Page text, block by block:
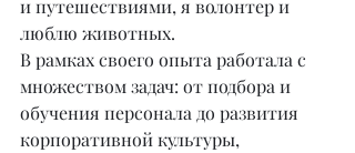
и путешествиями, я волонтер и
люблю животных.
В рамках своего опыта работала с
множеством задач: от подбора и
обучения персонала до развития
корпоративной культуры,